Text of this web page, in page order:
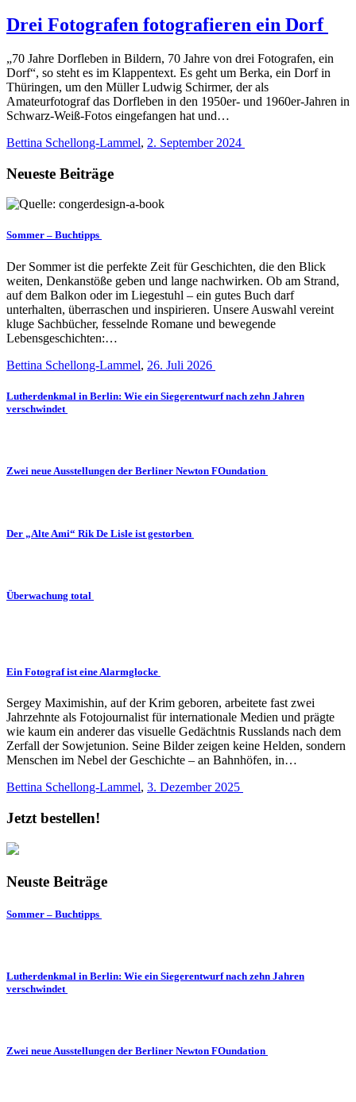
Drei Fotografen fotografieren ein Dorf
„70 Jahre Dorfleben in Bildern, 70 Jahre von drei Fotografen, ein
Dorf“, so steht es im Klappentext. Es geht um Berka, ein Dorf in
Thüringen, um den Müller Ludwig Schirmer, der als
Amateurfotograf das Dorfleben in den 1950er- und 1960er-Jahren in
Schwarz-Weiß-Fotos eingefangen hat und…
Bettina Schellong-Lammel, 2. September 2024
Neueste Beiträge
Sommer – Buchtipps
Der Sommer ist die perfekte Zeit für Geschichten, die den Blick
weiten, Denkanstöße geben und lange nachwirken. Ob am Strand,
auf dem Balkon oder im Liegestuhl – ein gutes Buch darf
unterhalten, überraschen und inspirieren. Unsere Auswahl vereint
kluge Sachbücher, fesselnde Romane und bewegende
Lebensgeschichten:…
Bettina Schellong-Lammel, 26. Juli 2026
Lutherdenkmal in Berlin: Wie ein Siegerentwurf nach zehn Jahren
verschwindet
Zwei neue Ausstellungen der Berliner Newton FOundation
Der „Alte Ami“ Rik De Lisle ist gestorben
Überwachung total
Ein Fotograf ist eine Alarmglocke
Sergey Maximishin, auf der Krim geboren, arbeitete fast zwei
Jahrzehnte als Fotojournalist für internationale Medien und prägte
wie kaum ein anderer das visuelle Gedächtnis Russlands nach dem
Zerfall der Sowjetunion. Seine Bilder zeigen keine Helden, sondern
Menschen im Nebel der Geschichte – an Bahnhöfen, in…
Bettina Schellong-Lammel, 3. Dezember 2025
Jetzt bestellen!
Neuste Beiträge
Sommer – Buchtipps
Lutherdenkmal in Berlin: Wie ein Siegerentwurf nach zehn Jahren
verschwindet
Zwei neue Ausstellungen der Berliner Newton FOundation